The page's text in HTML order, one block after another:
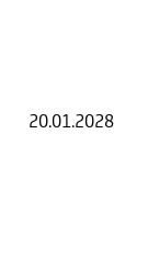
20.01.2028